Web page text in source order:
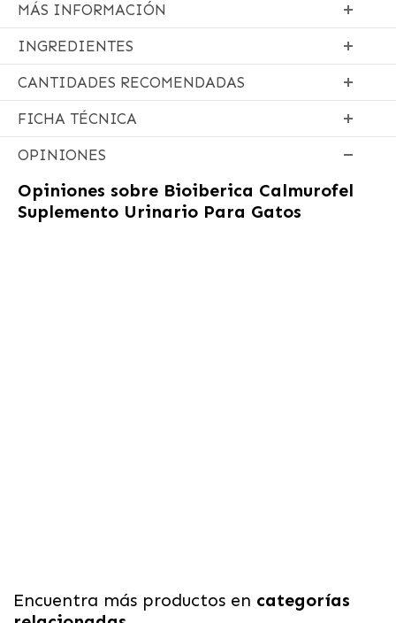
MÁS INFORMACIÓN
INGREDIENTES
CANTIDADES RECOMENDADAS
FICHA TÉCNICA
OPINIONES
Opiniones sobre Bioiberica Calmurofel
Suplemento Urinario Para Gatos
Encuentra más productos en categorías